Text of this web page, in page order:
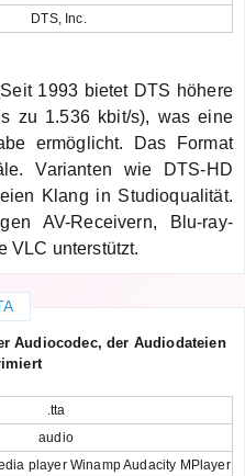
DTS, Inc.
1993 bietet DTS höhere
zu 1.536 kbit/s), was eine
ermöglicht. Das Format
Varianten wie DTS-HD
Klang in Studioqualität.
AV-Receivern, Blu-ray-
VLC unterstützt.
Audiocodec, der Audiodateien
.tta
audio
player Winamp Audacity MPlayer